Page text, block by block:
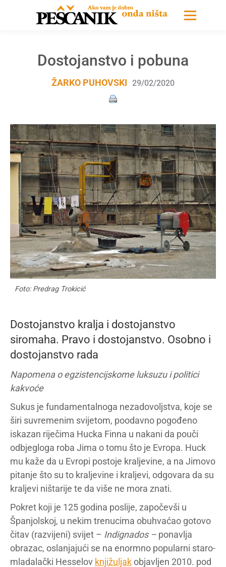
Dostojanstvo i pobuna
ŽARKO PUHOVSKI 29/02/2020
Foto: Predrag Trokicić
Dostojanstvo kralja i dostojanstvo
siromaha. Pravo i dostojanstvo. Osobno i
dostojanstvo rada
Napomena o egzistencijskome luksuzu i politici
kakvoće
Sukus je fundamentalnoga nezadovoljstva, koje se
širi suvremenim svijetom, poodavno pogođeno
iskazan riječima Hucka Finna u nakani da pouči
odbjegloga roba Jima o tomu što je Evropa. Huck
mu kaže da u Evropi postoje kraljevine, a na Jimovo
pitanje što su to kraljevine i kraljevi, odgovara da su
kraljevi ništarije te da više ne mora znati.
Pokret koji je 125 godina poslije, započevši u
Španjolskoj, u nekim trenucima obuhvaćao gotovo
čitav (razvijeni) svijet – Indignados – ponavlja
obrazac, oslanjajući se na enormno popularni staro-
mladalački Hesselov knjižuljakobjavljen 2010. pod